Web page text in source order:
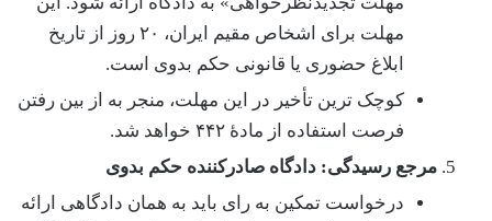
مهلت برای اشخاص مقیم ایران، ۲۰ روز از تاریخ
ابلاغ حضوری یا قانونی حکم بدوی است.
کوچک ترین تأخیر در این مهلت، منجر به از بین رفتن
فرصت استفاده از مادۀ ۴۴۲ خواهد شد.
مرجع رسیدگی: دادگاه صادرکننده حکم بدوی
درخواست تمکین به رای باید به همان دادگاهی ارائه